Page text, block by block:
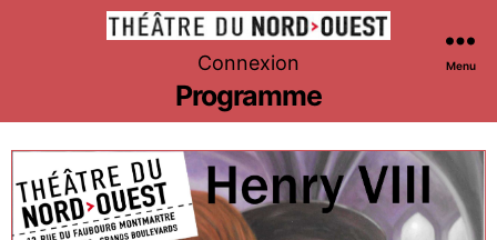
Théâtre
du
Nord-
Ouest
Connexion Menu
Programme